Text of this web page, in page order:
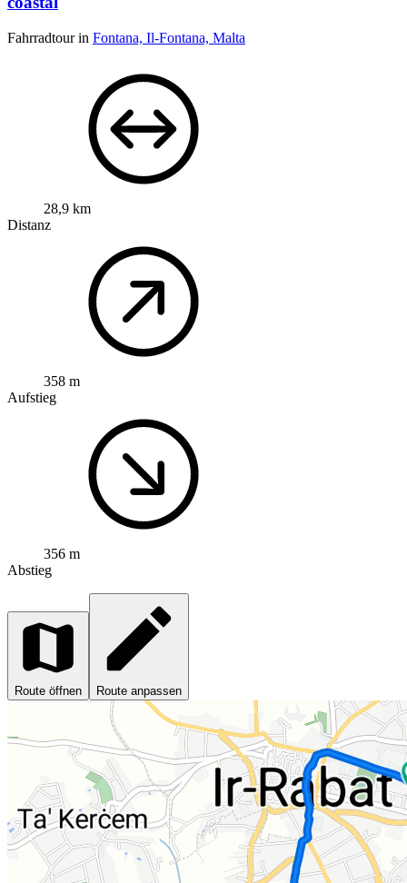
Fahrradtour in Fontana, Il-Fontana, Malta
28,9 km
Distanz
358 m
Aufstieg
356 m
Abstieg
Route öffnen Route anpassen